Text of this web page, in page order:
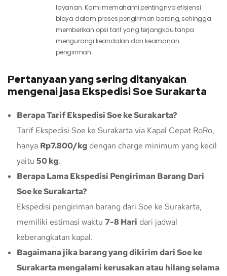
layanan. Kami memahami pentingnya efisiensi
biaya dalam proses pengiriman barang, sehingga
memberikan opsi tarif yang terjangkau tanpa
mengurangi keandalan dan keamanan
pengiriman.
Pertanyaan yang sering ditanyakan
mengenai jasa Ekspedisi Soe Surakarta
Berapa Tarif Ekspedisi Soe ke Surakarta?
Tarif Ekspedisi Soe ke Surakarta via Kapal Cepat RoRo,
hanya Rp7.800/kg dengan charge minimum yang kecil
yaitu 50 kg.
Berapa Lama Ekspedisi Pengiriman Barang Dari
Soe ke Surakarta?
Ekspedisi pengiriman barang dari Soe ke Surakarta,
memiliki estimasi waktu 7-8 Hari dari jadwal
keberangkatan kapal.
Bagaimana jika barang yang dikirim dari Soe ke
Surakarta mengalami kerusakan atau hilang selama